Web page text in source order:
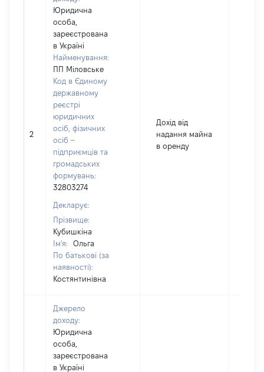
2
Юридична
особа,
зареєстрована
в Україні
Найменування:
ПП Міловське
Код в Єдиному
державному
реєстрі
юридичних
осіб, фізичних
осіб –
підприємців та
громадських
формувань:
32803274
Декларує:
Прізвище:
Кубишкіна
Ім'я:
Ольга
По батькові (за
наявності):
Костянтинівна
Дохід від
надання майна
в оренду
Джерело
доходу:
Юридична
особа,
зареєстрована
в Україні